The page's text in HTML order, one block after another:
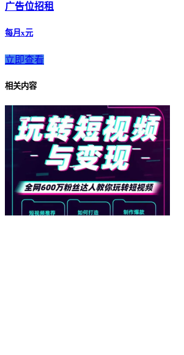
广告位招租
每月x元
立即查看
相关内容